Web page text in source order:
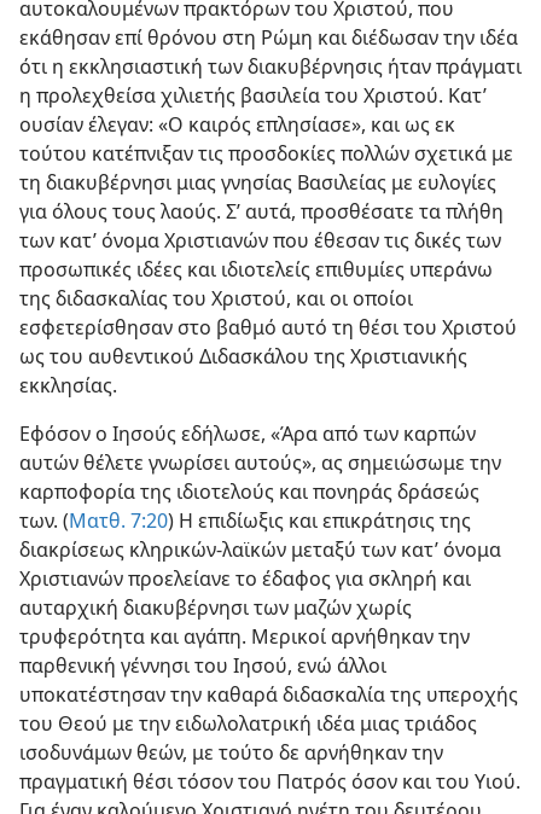
αυτοκαλουμένων πρακτόρων του Χριστού, που
εκάθησαν επί θρόνου στη Ρώμη και διέδωσαν την ιδέα
ότι η εκκλησιαστική των διακυβέρνησις ήταν πράγματι
η προλεχθείσα χιλιετής βασιλεία του Χριστού. Κατ’
ουσίαν έλεγαν: «Ο καιρός επλησίασε», και ως εκ
τούτου κατέπνιξαν τις προσδοκίες πολλών σχετικά με
τη διακυβέρνησι μιας γνησίας Βασιλείας με ευλογίες
για όλους τους λαούς. Σ’ αυτά, προσθέσατε τα πλήθη
των κατ’ όνομα Χριστιανών που έθεσαν τις δικές των
προσωπικές ιδέες και ιδιοτελείς επιθυμίες υπεράνω
της διδασκαλίας του Χριστού, και οι οποίοι
εσφετερίσθησαν στο βαθμό αυτό τη θέσι του Χριστού
ως του αυθεντικού Διδασκάλου της Χριστιανικής
εκκλησίας.
Εφόσον ο Ιησούς εδήλωσε, «Άρα από των καρπών
αυτών θέλετε γνωρίσει αυτούς», ας σημειώσωμε την
καρποφορία της ιδιοτελούς και πονηράς δράσεώς
των. (Ματθ. 7:20) Η επιδίωξις και επικράτησις της
διακρίσεως κληρικών-λαϊκών μεταξύ των κατ’ όνομα
Χριστιανών προελείανε το έδαφος για σκληρή και
αυταρχική διακυβέρνησι των μαζών χωρίς
τρυφερότητα και αγάπη. Μερικοί αρνήθηκαν την
παρθενική γέννησι του Ιησού, ενώ άλλοι
υποκατέστησαν την καθαρά διδασκαλία της υπεροχής
του Θεού με την ειδωλολατρική ιδέα μιας τριάδος
ισοδυνάμων θεών, με τούτο δε αρνήθηκαν την
πραγματική θέσι τόσον του Πατρός όσον και του Υιού.